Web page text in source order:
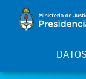
DATOS